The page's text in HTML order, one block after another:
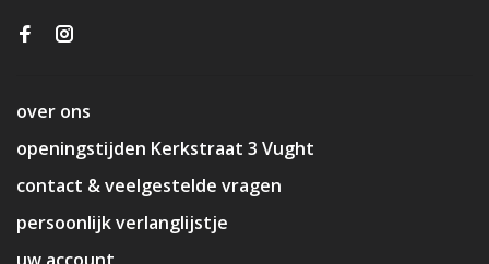
over ons
openingstijden Kerkstraat 3 Vught
contact & veelgestelde vragen
persoonlijk verlanglijstje